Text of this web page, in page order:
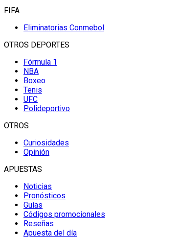
FIFA
Eliminatorias Conmebol
OTROS DEPORTES
Fórmula 1
NBA
Boxeo
Tenis
UFC
Polideportivo
OTROS
Curiosidades
Opinión
APUESTAS
Noticias
Pronósticos
Guías
Códigos promocionales
Reseñas
Apuesta del día